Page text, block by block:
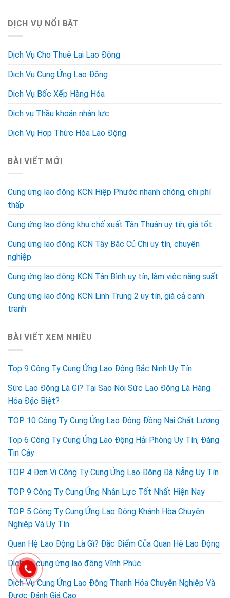
DỊCH VỤ NỔI BẬT
Dịch Vụ Cho Thuê Lại Lao Động
Dịch Vụ Cung Ứng Lao Động
Dịch Vụ Bốc Xếp Hàng Hóa
Dịch vụ Thầu khoán nhân lực
Dịch Vụ Hợp Thức Hóa Lao Động
BÀI VIẾT MỚI
Cung ứng lao động KCN Hiệp Phước nhanh chóng, chi phí
thấp
Cung ứng lao động khu chế xuất Tân Thuận uy tín, giá tốt
Cung ứng lao động KCN Tây Bắc Củ Chi uy tín, chuyên
nghiệp
Cung ứng lao động KCN Tân Bình uy tín, làm việc năng suất
Cung ứng lao động KCN Linh Trung 2 uy tín, giá cả cạnh
tranh
BÀI VIẾT XEM NHIỀU
Top 9 Công Ty Cung Ứng Lao Động Bắc Ninh Uy Tín
Sức Lao Động Là Gì? Tại Sao Nói Sức Lao Động Là Hàng
Hóa Đặc Biệt?
TOP 10 Công Ty Cung Ứng Lao Động Đồng Nai Chất Lượng
Top 6 Công Ty Cung Ứng Lao Động Hải Phòng Uy Tín, Đáng
Tin Cậy
TOP 4 Đơn Vị Công Ty Cung Ứng Lao Động Đà Nẵng Uy Tín
TOP 9 Công Ty Cung Ứng Nhân Lực Tốt Nhất Hiện Nay
TOP 5 Công Ty Cung Ứng Lao Động Khánh Hòa Chuyên
Nghiệp Và Uy Tín
Quan Hệ Lao Động Là Gì? Đặc Điểm Của Quan Hệ Lao Động
Dịch vụ cung ứng lao động Vĩnh Phúc
Dịch Vụ Cung Ứng Lao Động Thanh Hóa Chuyên Nghiệp Và
Được Đánh Giá Cao